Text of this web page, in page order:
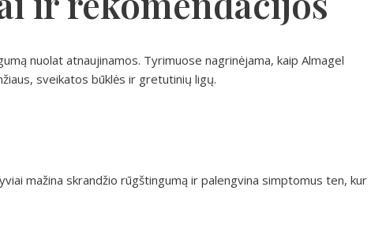
nuolat atnaujinamos. Tyrimuose nagrinėjama, kaip Almagel
sveikatos būklės ir gretutinių ligų.
mažina skrandžio rūgštingumą ir palengvina simptomus ten, kur